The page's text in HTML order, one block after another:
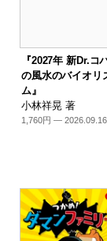
『2027年 新Dr.コ
の風水のバイオリ
ム』
小林祥晃 著
1,760円 — 2026.09.16